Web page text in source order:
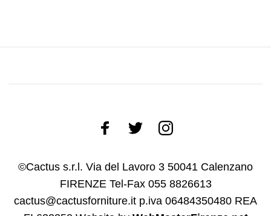
©Cactus s.r.l. Via del Lavoro 3 50041 Calenzano
FIRENZE Tel-Fax 055 8826613
cactus@cactusforniture.it p.iva 06484350480 REA